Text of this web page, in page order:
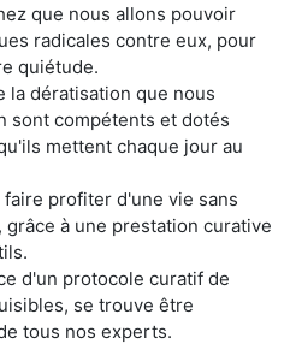
que nous allons pouvoir
radicales contre eux, pour
quiétude.
la dératisation que nous
sont compétents et dotés
mettent chaque jour au
profiter d'une vie sans
à une prestation curative
d'un protocole curatif de
se trouve être
tous nos experts.